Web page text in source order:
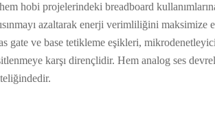
hobi projelerindeki breadboard
azaltarak enerji verimliliğini
gate ve base tetikleme eşikleri,
karşı dirençlidir. Hem analog ses